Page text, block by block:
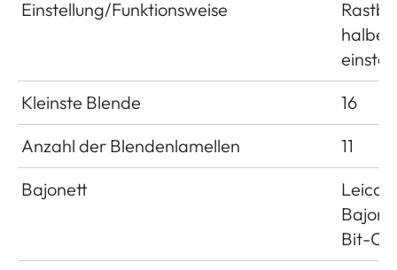
Einstellung/Funktionsweise
Kleinste Blende
16
Anzahl der Blendenlamellen
11
Bajonett
Leica
Bit-